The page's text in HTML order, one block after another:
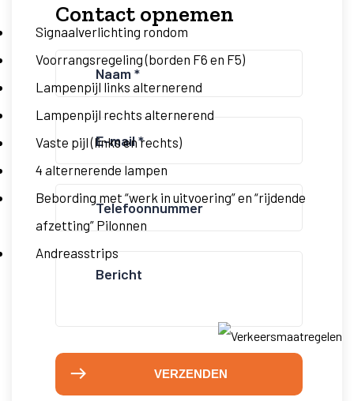
Signaalverlichting rondom
Voorrangsregeling (borden F6 en F5)
Lampenpijl links alternerend
Lampenpijl rechts alternerend
Vaste pijl (links en rechts)
4 alternerende lampen
Bebording met “werk in uitvoering” en “rijdende
afzetting” Pilonnen
Andreasstrips
Contact opnemen
Naam(Vereist)
Telefoonnummer (Vereist)
VERZENDEN